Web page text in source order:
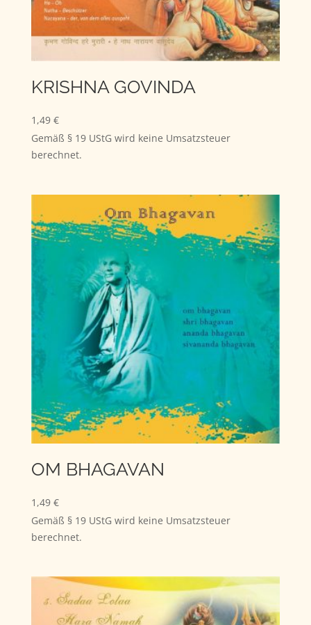
KRISHNA GOVINDA
1,49 €
Gemäß § 19 UStG wird keine Umsatzsteuer
berechnet.
OM BHAGAVAN
1,49 €
Gemäß § 19 UStG wird keine Umsatzsteuer
berechnet.